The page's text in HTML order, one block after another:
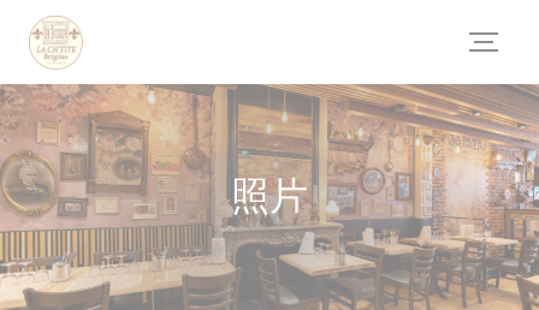
Cookie管理面板
照片